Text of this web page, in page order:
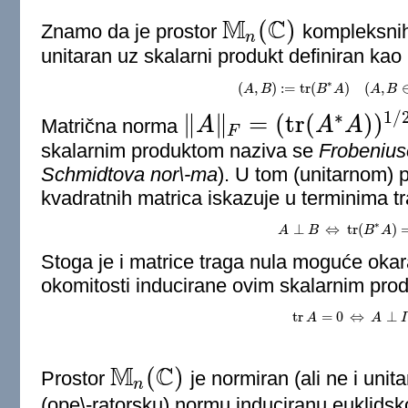
Znamo da je prostor Mn (C)
Mn(C)
unitaran uz skalarni produkt definiran kao
(A, B) := tr(B∗ A) (A, B
A,B):=tr(B∗A A,B∈M n
Matrična norma ∥A∥F = (tr(A∗A))1/
‖F= A∗ A))1 2
skalarnim produktom naziva se
Schmidtova nor\-ma). U tom (unitarnom)
kvadratnih matrica iskazuje u terminima
A ⊥ B ⇔ tr(B∗A)
A⊥ B⇔ tr(B∗A)=0.
Stoga je i matrice traga nula moguće
okomitosti inducirane ovim skalarnim
tr A = 0 ⇔ A ⊥ I
trA =0 ⇔A ⊥I
Prostor Mn (C)
Mn(C)
je normiran (ali ne i